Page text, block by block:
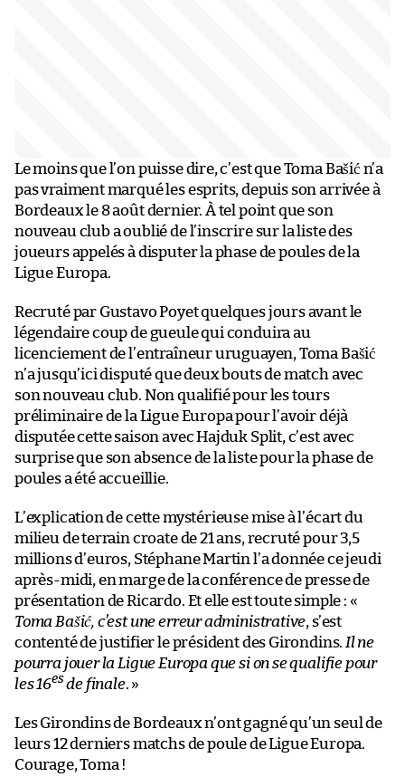
Le moins que l’on puisse dire, c’est que Toma Bašić n’a
pas vraiment marqué les esprits, depuis son arrivée à
Bordeaux le 8 août dernier. À tel point que son
nouveau club a oublié de l’inscrire sur la liste des
joueurs appelés à disputer la phase de poules de la
Ligue Europa.
Recruté par Gustavo Poyet quelques jours avant le
légendaire coup de gueule qui conduira au
licenciement de l’entraîneur uruguayen, Toma Bašić
n’a jusqu’ici disputé que deux bouts de match avec
son nouveau club. Non qualifié pour les tours
préliminaire de la Ligue Europa pour l’avoir déjà
disputée cette saison avec Hajduk Split, c’est avec
surprise que son absence de la liste pour la phase de
poules a été accueillie.
L’explication de cette mystérieuse mise à l’écart du
milieu de terrain croate de 21 ans, recruté pour 3,5
millions d’euros, Stéphane Martin l’a donnée ce jeudi
après-midi, en marge de la conférence de presse de
présentation de Ricardo. Et elle est toute simple : «
Toma Bašić, c’est une erreur administrative, s’est
contenté de justifier le président des Girondins. Il ne
pourra jouer la Ligue Europa que si on se qualifie pour
les 16esde finale. »
Les Girondins de Bordeaux n’ont gagné qu’un seul de
leurs 12 derniers matchs de poule de Ligue Europa.
Courage, Toma !